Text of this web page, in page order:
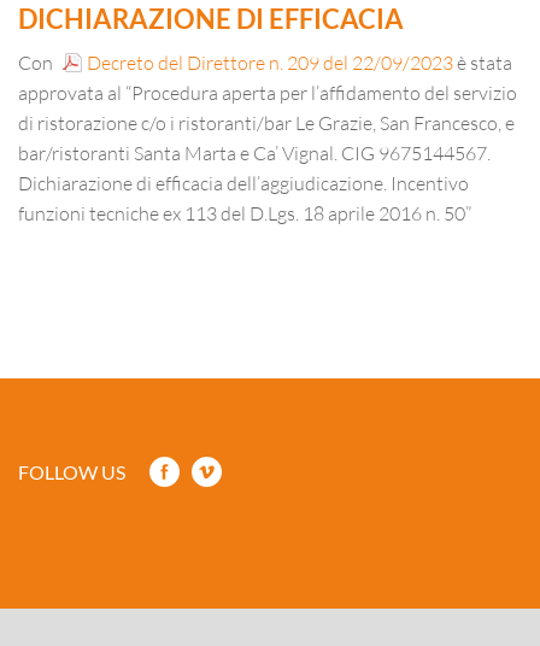
DICHIARAZIONE DI EFFICACIA
Con Decreto del Direttore n. 209 del 22/09/2023è stata
approvata al “Procedura aperta per l’affidamento del servizio
di ristorazione c/o i ristoranti/bar Le Grazie, San Francesco, e
bar/ristoranti Santa Marta e Ca’ Vignal. CIG 9675144567.
Dichiarazione di efficacia dell’aggiudicazione. Incentivo
funzioni tecniche ex 113 del D.Lgs. 18 aprile 2016 n. 50”
FOLLOW US